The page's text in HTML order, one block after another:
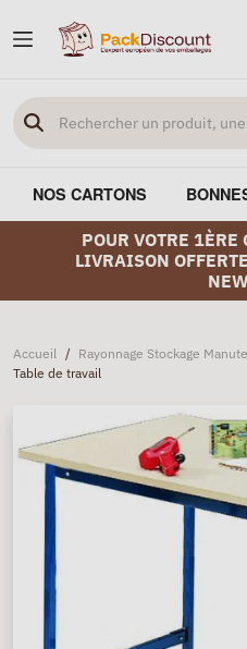
NOS CARTONS
POUR VOTRE
LIVRAISON
Accueil / Rayonnage Stockage
Table de travail